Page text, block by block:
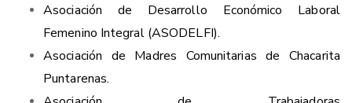
Asociación de Desarrollo Económico Laboral
Femenino Integral (ASODELFI).
Asociación de Madres Comunitarias de Chacarita
Puntarenas.